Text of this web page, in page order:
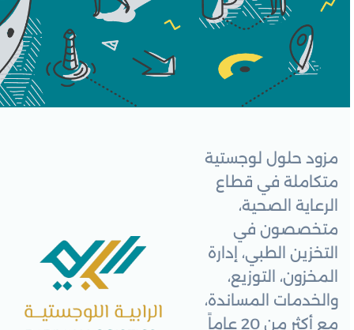
مزود حلول لوجستية
متكاملة في قطاع
الرعاية الصحية،
متخصصون في
التخزين الطبي، إدارة
المخزون، التوزيع،
والخدمات المساندة،
مع أكثر من 20 عاماً